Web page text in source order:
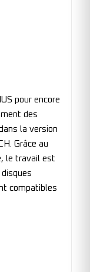
pour encore
des
la version
Grâce au
le travail est
compatibles